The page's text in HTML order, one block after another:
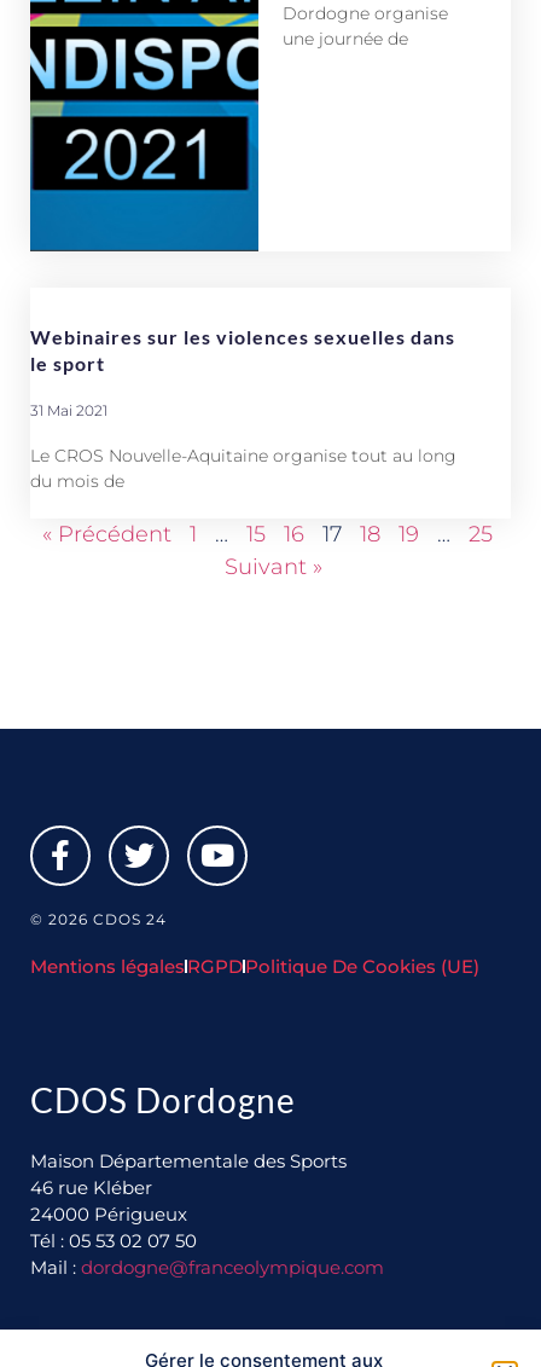
Gérer le consentement aux
Dordogne organise
une journée de
Webinaires sur les violences sexuelles dans
le sport
31 Mai 2021
Le CROS Nouvelle-Aquitaine organise tout au long
du mois de
« Précédent 1 … 15 16 17 18 19 …
25
Suivant »
© 2026 CDOS 24
Mentions légales RGPDPolitique De Cookies (UE)
CDOS Dordogne
Maison Départementale des Sports
46 rue Kléber
24000 Périgueux
Tél : 05 53 02 07 50
Mail : dordogne@franceolympique.com
Ils nous soutiennent :